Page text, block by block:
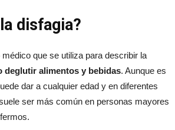
disfagia?
que se utiliza para describir la
deglutir alimentos y bebidas. Aunque es
dar a cualquier edad y en diferentes
ser más común en personas mayores